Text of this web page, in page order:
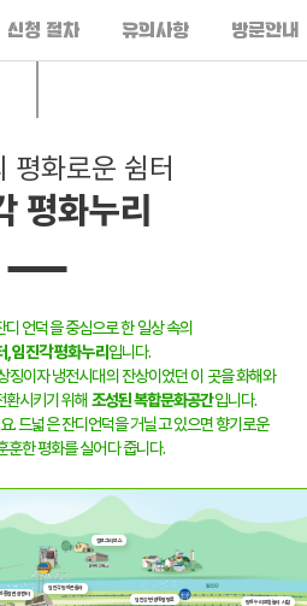
신청 절차 유의사항 방문안내
평화로운 쉼터
평화누리
언덕을 중심으로 한 일상 속의
임진각 평화누리입니다.
징이자 냉전시대의 잔상이었던 이 곳을 화해와
환시키기 위해 조성된 복합문화공간입니다.
. 드넓은 잔디언덕을 거닐고 있으면 향기로운
훈한 평화를 실어다 줍니다.
임진강변 생태탐방로
종합관광센터
임진각평화곤돌라
캠프그리브스
평화누리 모험놀이 시설